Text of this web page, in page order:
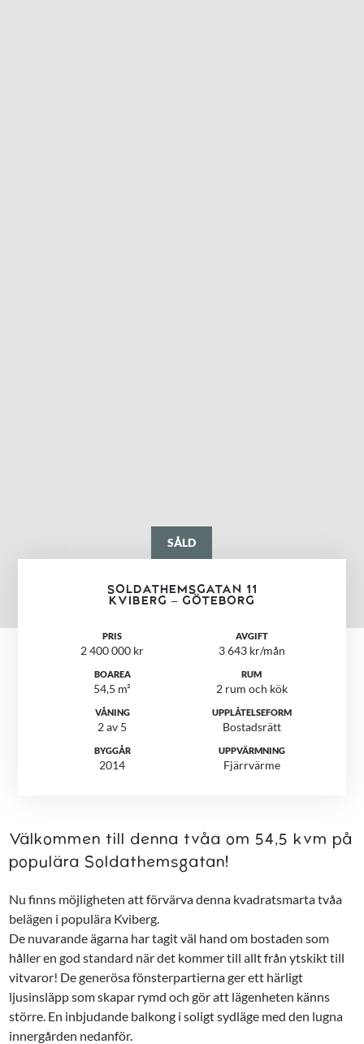
SÅLD
SOLDATHEMSGATAN 11
KVIBERG – GÖTEBORG
PRIS
2 400 000 kr
AVGIFT
3 643 kr/mån
BOAREA
54,5 m²
RUM
2 rum och kök
VÅNING
2 av 5
UPPLÅTELSEFORM
Bostadsrätt
BYGGÅR
2014
UPPVÄRMNING
Fjärrvärme
Välkommen till denna tvåa om 54,5 kvm på
populära Soldathemsgatan!
Nu finns möjligheten att förvärva denna kvadratsmarta tvåa
belägen i populära Kviberg.
De nuvarande ägarna har tagit väl hand om bostaden som
håller en god standard när det kommer till allt från ytskikt till
vitvaror! De generösa fönsterpartierna ger ett härligt
ljusinsläpp som skapar rymd och gör att lägenheten känns
större. En inbjudande balkong i soligt sydläge med den lugna
innergården nedanför.